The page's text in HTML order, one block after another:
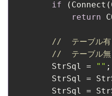
if
return
//  テーブル有
//  テーブル無
        StrSql =
"" ;
StrSql =
StrSql =